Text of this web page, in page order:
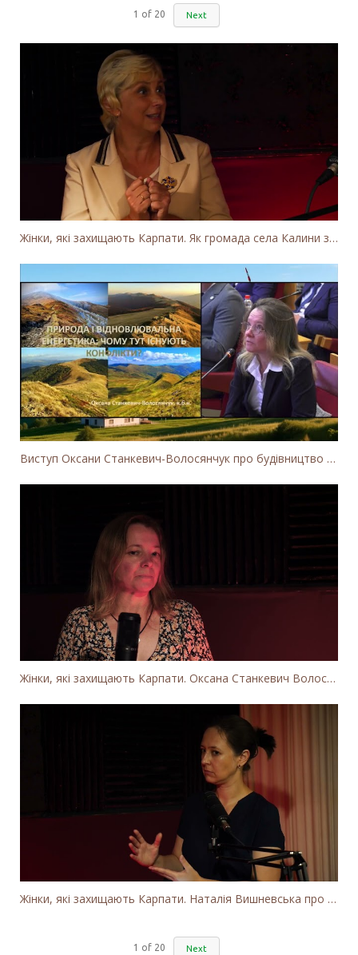
1 of 20 Next
Жінки, які захищають Карпати. Як громада села Калини захищає річку Тересву від забудови МГЕС
Виступ Оксани Станкевич-Волосянчук про будівництво вітропарків у Закарпатській області
Жінки, які захищають Карпати. Оксана Станкевич Волосянчук про вітряки на високогір'ї Карпат
Жінки, які захищають Карпати. Наталія Вишневська про вітряки в Закарпатті та участь громадськості
1 of 20 Next